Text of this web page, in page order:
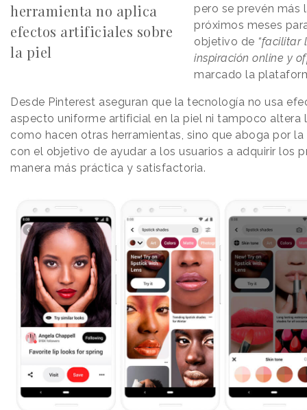
herramienta no aplica
efectos artificiales sobre
la piel
pero se prevén más
próximos meses
objetivo de “facilitar
inspiración online y
marcado la
Desde Pinterest aseguran que la tecnología no usa
aspecto uniforme artificial en la piel ni tampoco altera
como hacen otras herramientas, sino que aboga por la
con el objetivo de ayudar a los usuarios a adquirir los
manera más práctica y satisfactoria.